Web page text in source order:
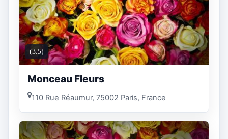
(3.5)
Monceau Fleurs
110 Rue Réaumur, 75002 Paris, France